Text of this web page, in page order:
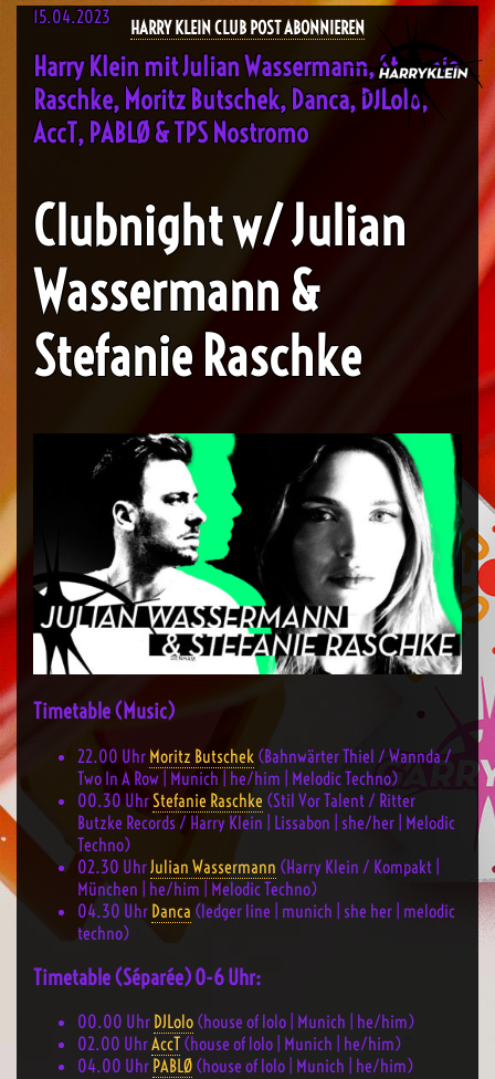
HARRY KLEIN CLUB POST ABONNIEREN
15.04.2023
Harry Klein mit Julian Wassermann, Stefanie
Raschke, Moritz Butschek, Danca, DJLolo,
AccT, PABLØ & TPS Nostromo
Clubnight w/ Julian
Wassermann &
Stefanie Raschke
Timetable (Music)
22.00 Uhr Moritz Butschek (Bahnwärter Thiel / Wannda /
Two In A Row | Munich | he/him | Melodic Techno)
00.30 UhrStefanie Raschke (Stil Vor Talent / Ritter
Butzke Records / Harry Klein | Lissabon | she/her | Melodic
Techno)
02.30 UhrJulian Wassermann (Harry Klein / Kompakt |
München | he/him | Melodic Techno)
04.30 Uhr Danca (ledger line | munich | she her | melodic
techno)
Timetable (Séparée) 0-6 Uhr:
00.00 Uhr DJLolo (house of lolo | Munich | he/him)
02.00 UhrAccT (house of lolo | Munich | he/him)
04.00 Uhr PABLØ (house of lolo | Munich | he/him)